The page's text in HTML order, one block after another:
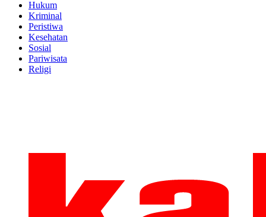
Hukum
Kriminal
Peristiwa
Kesehatan
Sosial
Pariwisata
Religi